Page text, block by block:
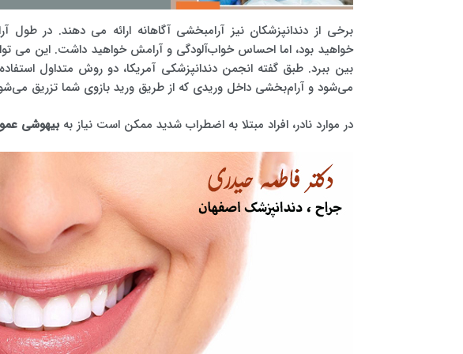
برخی از دندانپزشکان نیز آرامبخشی آگاهانه ارائه می دهند. در طول
خواهید بود، اما احساس خواب‌آلودگی و آرامش خواهید داشت. این می
بین ببرد. طبق گفته انجمن دندانپزشکی آمریکا، دو روش متداول
می‌شود و آرام‌بخشی داخل وریدی که از طریق ورید بازوی شما تزریق
در موارد نادر، افراد مبتلا به اضطراب شدید ممکن است نیاز به بیهوشی